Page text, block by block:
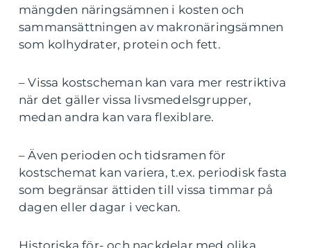
mängden näringsämnen i kosten och
sammansättningen av makronäringsämnen
som kolhydrater, protein och fett.
– Vissa kostscheman kan vara mer restriktiva
när det gäller vissa livsmedelsgrupper,
medan andra kan vara flexiblare.
– Även perioden och tidsramen för
kostschemat kan variera, t.ex. periodisk fasta
som begränsar ättiden till vissa timmar på
dagen eller dagar i veckan.
Historiska för- och nackdelar med olika